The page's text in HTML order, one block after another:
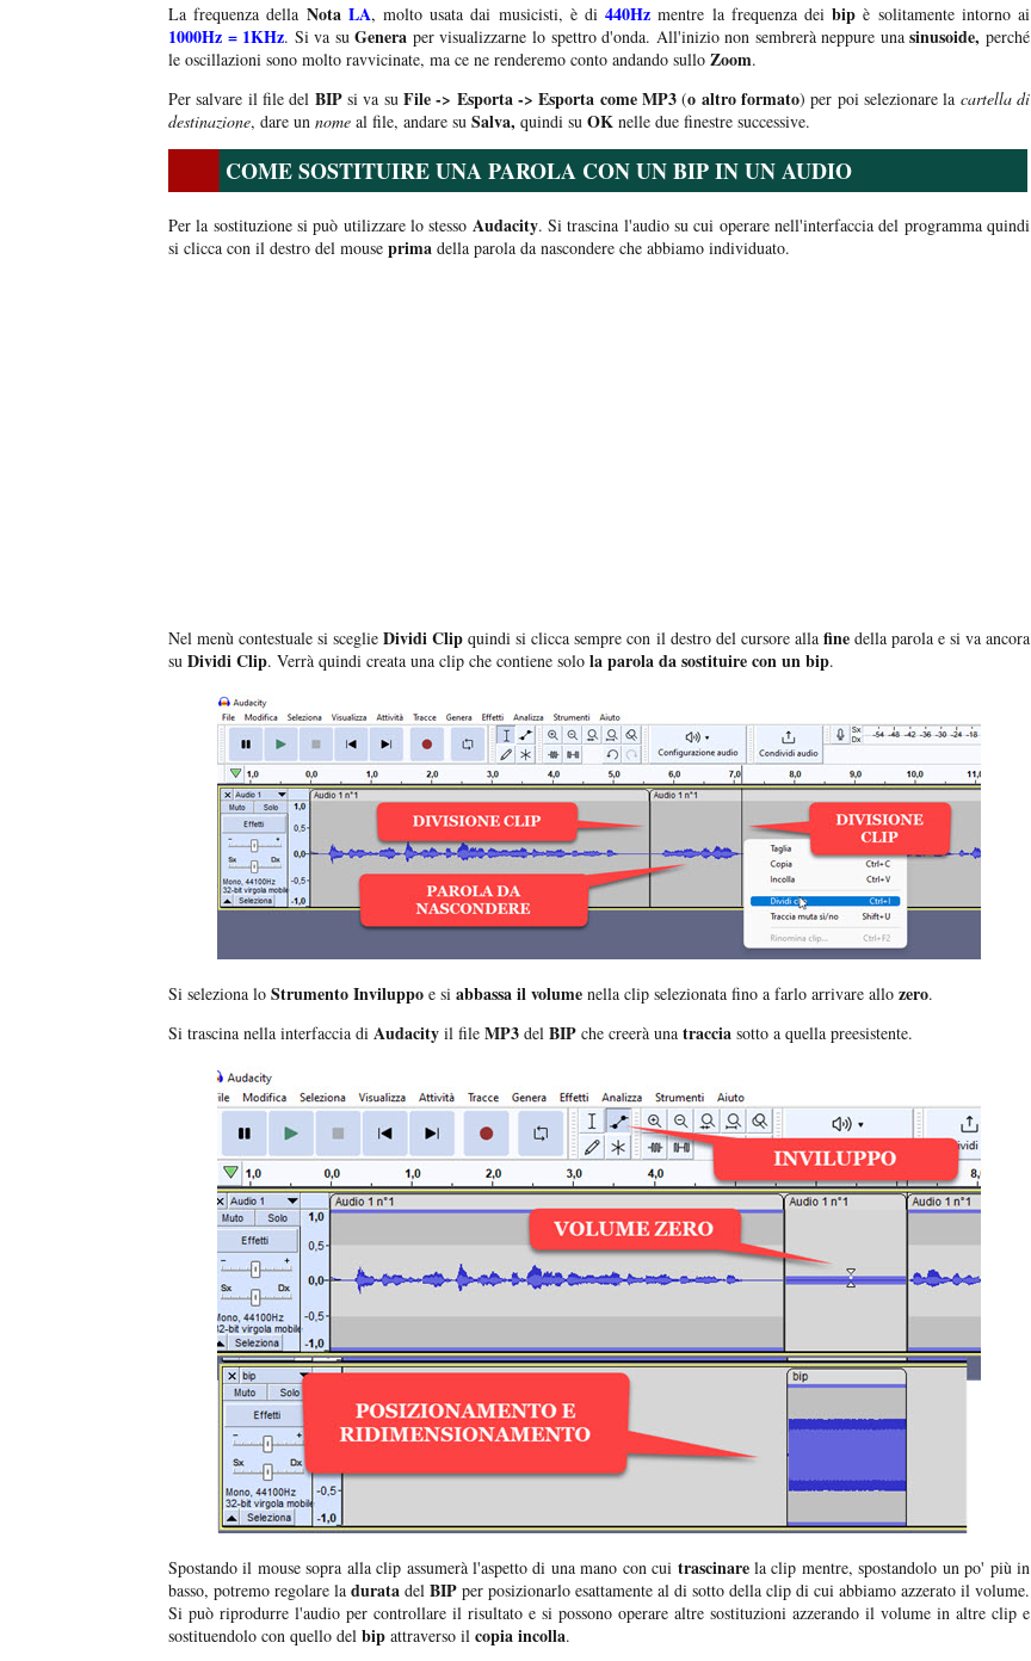
La frequenza della Nota LA, molto usata dai musicisti, è di440Hz mentre la frequenza deibip è solitamente intorno ai
1000Hz = 1KHz. Si va suGenera per visualizzarne lo spettro d'onda. All'inizio non sembrerà neppure unasinusoide, perché
le oscillazioni sono molto ravvicinate, ma ce ne renderemo conto andando sullo Zoom.
Per salvare il file del BIPsi va suFile -> Esporta -> Esporta come MP3 (o altro formato) per poi selezionare la cartella di
destinazione, dare un nome al file, andare su Salva, quindi su OK nelle due finestre successive.
COME SOSTITUIRE UNA PAROLA CON UN BIP IN UN AUDIO
Per la sostituzione si può utilizzare lo stesso Audacity. Si trascina l'audio su cui operare nell'interfaccia del programma quindi
si clicca con il destro del mouse prima della parola da nascondere che abbiamo individuato.
Nel menù contestuale si sceglieDividi Clip quindi si clicca sempre con il destro del cursore allafinedella parola e si va ancora
su Dividi Clip. Verrà quindi creata una clip che contiene solo la parola da sostituire con un bip.
Si seleziona lo Strumento Inviluppo e si abbassa il volume nella clip selezionata fino a farlo arrivare allo zero.
Si trascina nella interfaccia di Audacity il file MP3 del BIP che creerà una traccia sotto a quella preesistente.
Spostando il mouse sopra alla clip assumerà l'aspetto di una mano con cui trascinarela clip mentre, spostandolo un po' più in
basso, potremo regolare la durata del BIP per posizionarlo esattamente al di sotto della clip di cui abbiamo azzerato il volume.
Si può riprodurre l'audio per controllare il risultato e si possono operare altre sostituzioni azzerando il volume in altre clip e
sostituendolo con quello del bip attraverso il copia incolla.